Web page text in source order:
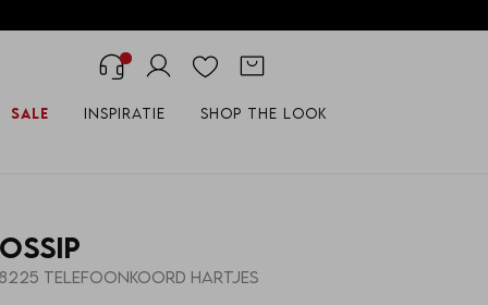
Sale Inspiratie Shop the look
TELEFOONKOORD HARTJES